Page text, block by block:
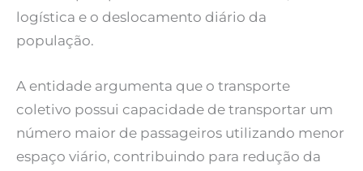
logística e o deslocamento diário da
população.
A entidade argumenta que o transporte
coletivo possui capacidade de transportar um
número maior de passageiros utilizando menor
espaço viário, contribuindo para redução da